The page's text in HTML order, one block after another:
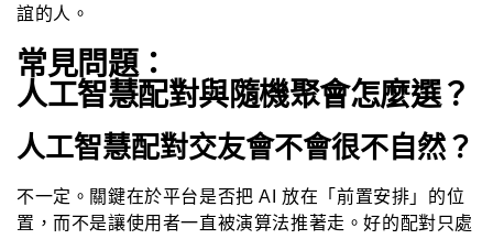
誼的人。
常見問題：
人工智慧配對與隨機聚會怎麼選？
人工智慧配對交友會不會很不自然？
不一定。關鍵在於平台是否把 AI 放在「前置安排」的位
置，而不是讓使用者一直被演算法推著走。好的配對只處